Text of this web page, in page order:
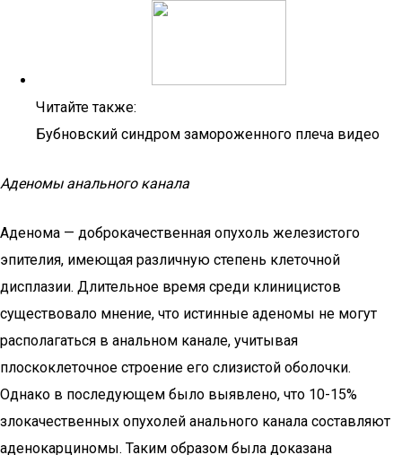
Читайте также:
Бубновский синдром замороженного плеча видео
Аденомы анального канала
Аденома — доброкачественная опухоль железистого
эпителия, имеющая различную степень клеточной
дисплазии. Длительное время среди клиницистов
существовало мнение, что истинные аденомы не могут
располагаться в анальном канале, учитывая
плоскоклеточное строение его слизистой оболочки.
Однако в последующем было выявлено, что 10-15%
злокачественных опухолей анального канала составляют
аденокарциномы. Таким образом была доказана